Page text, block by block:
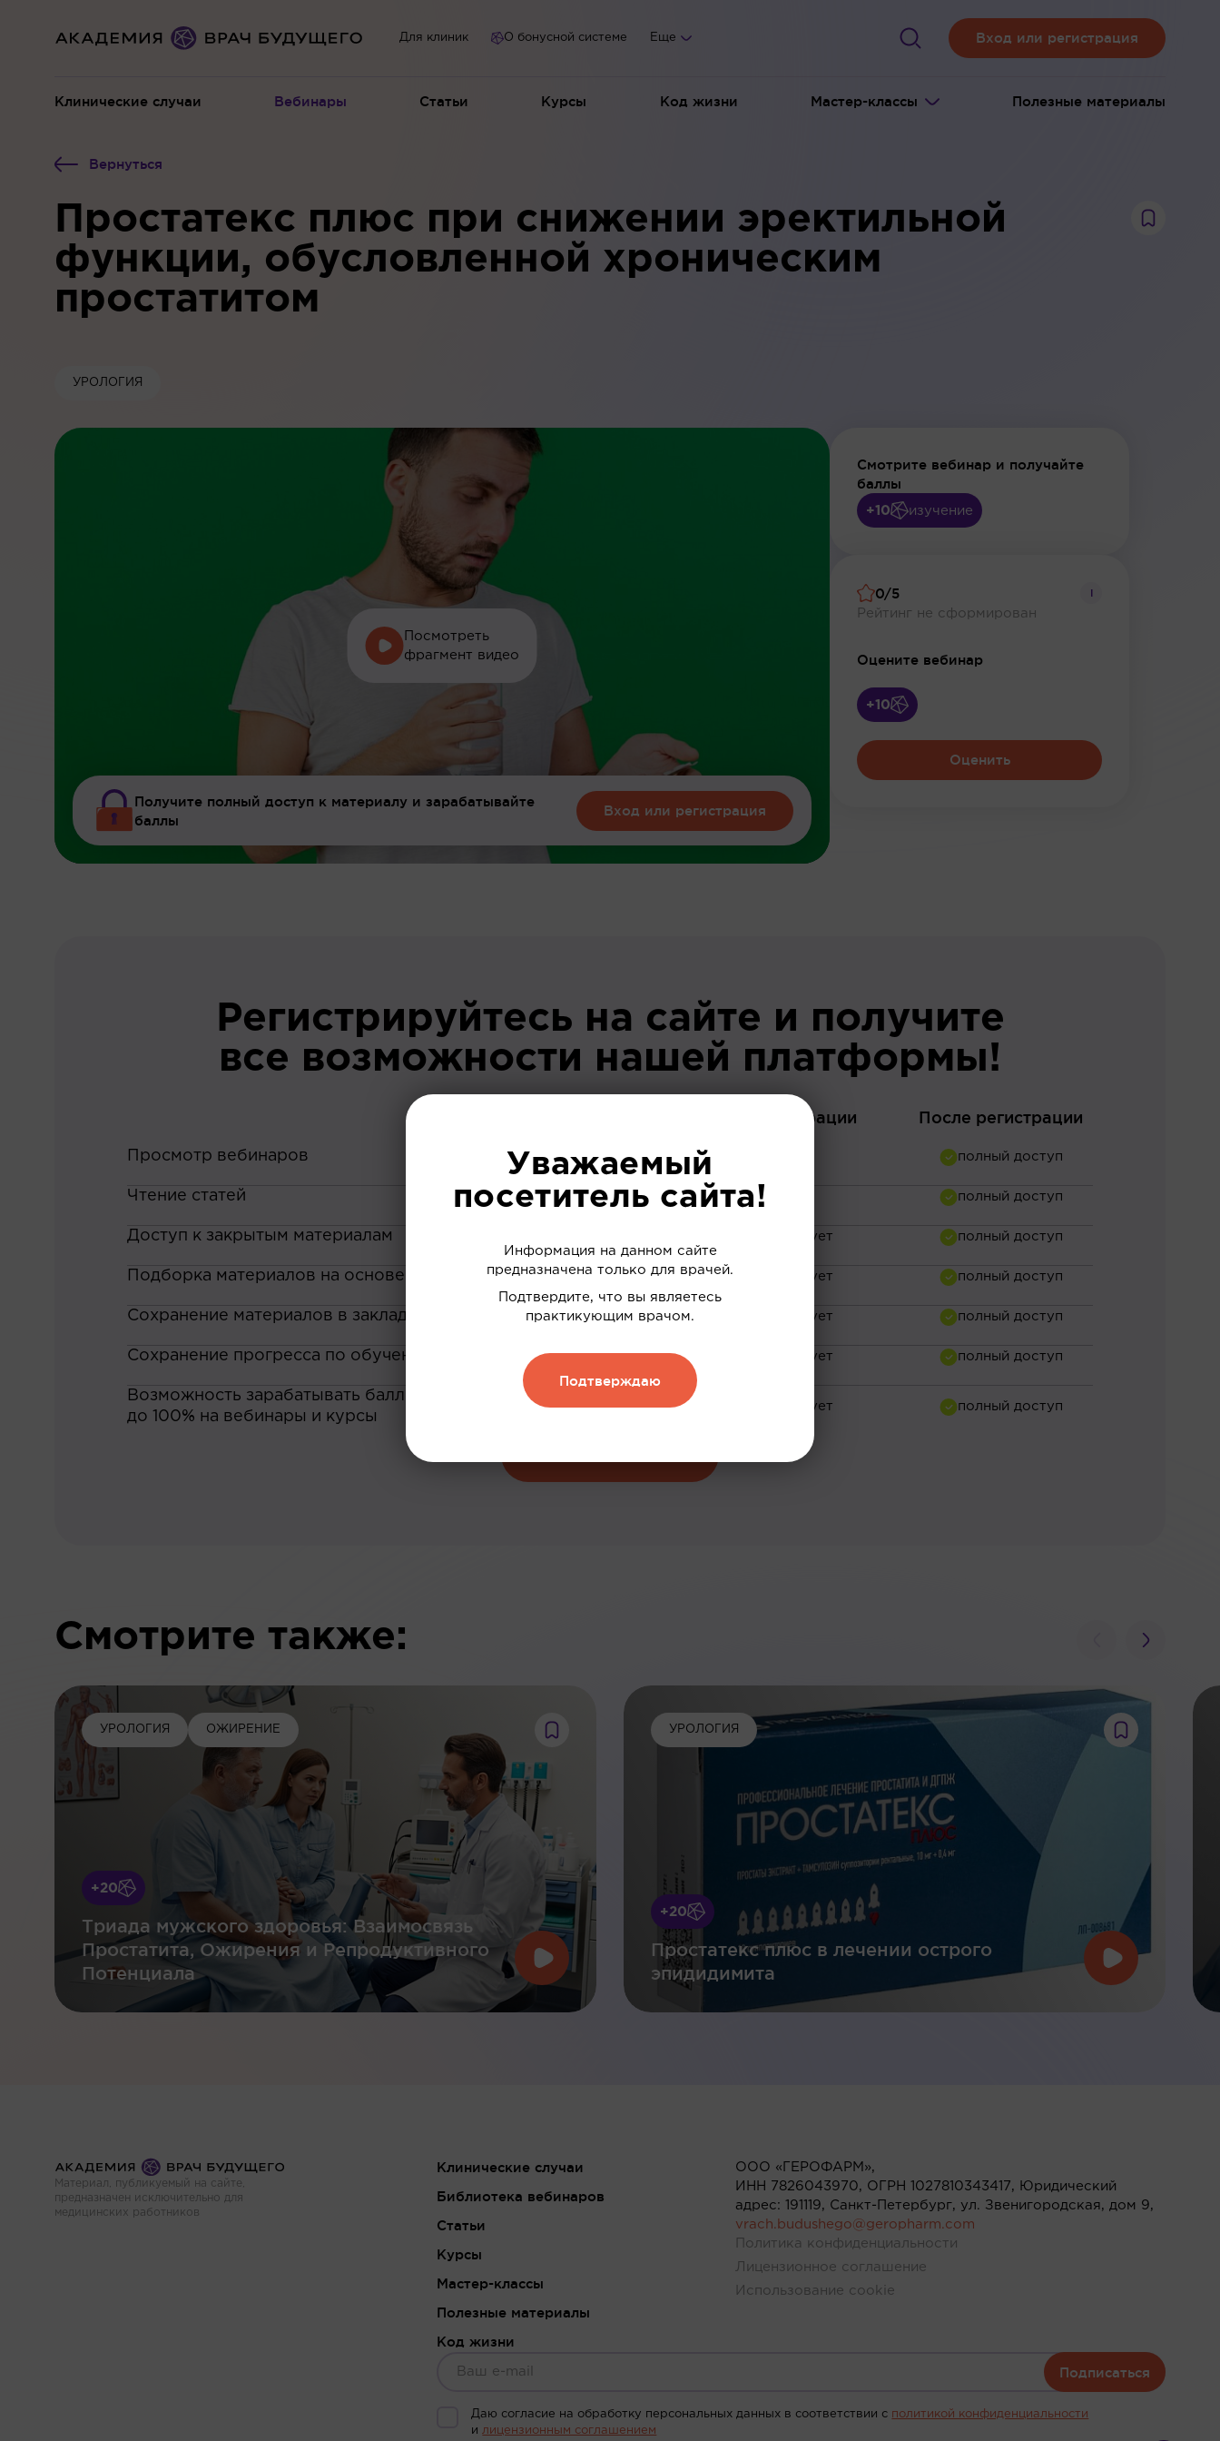
Вход или регистрация
Клинические случаи Вебинары Статьи Курсы Код жизни Мастер-классы Полезные материалы
Для клиник О бонусной системе Еще
Вернуться
Простатекс плюс при снижении эректильной
функции, обусловленной хроническим
простатитом
УРОЛОГИЯ
Посмотреть
фрагмент видео
Получите полный доступ к материалу и зарабатывайте
баллы
Вход или регистрация
Смотрите вебинар и получайте
баллы
+10 изучение
0/5
Рейтинг не сформирован
i
Оцените вебинар
+10
Оценить
Регистрируйтесь на сайте и получите
все возможности нашей платформы!
До регистрации После регистрации
Просмотр вебинаров
Чтение статей
Доступ к закрытым материалам
Подборка материалов на основе ваших интересов
Сохранение материалов в закладки
Сохранение прогресса по обучению
Возможность зарабатывать баллы и обменивать их на скидку
до 100% на вебинары и курсы
Смотрите также:
УРОЛОГИЯ ОЖИРЕНИЕ
+20
Триада мужского здоровья: Взаимосвязь
Простатита, Ожирения и Репродуктивного
Потенциала
УРОЛОГИЯ
+20
Простатекс плюс в лечении острого
эпидидимита
Материал, публикуемый на сайте,
предназначен исключительно для
медицинских работников
Клинические случаи
Библиотека вебинаров
Статьи
Курсы
Мастер-классы
Полезные материалы
Код жизни
ООО «ГЕРОФАРМ»,
ИНН 7826043970, ОГРН 1027810343417, Юридический
адрес: 191119, Санкт-Петербург, ул. Звенигородская, дом 9,
vrach.budushego@geropharm.com
Политика конфиденциальности
Лицензионное соглашение
Использование cookie
Подписаться
Даю согласие на обработку персональных данных в соответствии c политикой конфиденциальности
илицензионным соглашением
Уважаемый
посетитель сайта!
Информация на данном сайте
предназначена только для врачей.
Подтвердите, что вы являетесь
практикующим врачом.
Подтверждаю